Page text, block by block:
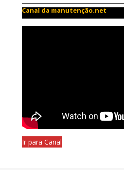
Canal da manutenção.net
Ir para Canal